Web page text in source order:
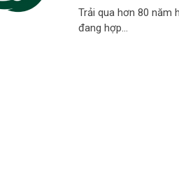
Trải qua hơn 80 năm
đang hợp…